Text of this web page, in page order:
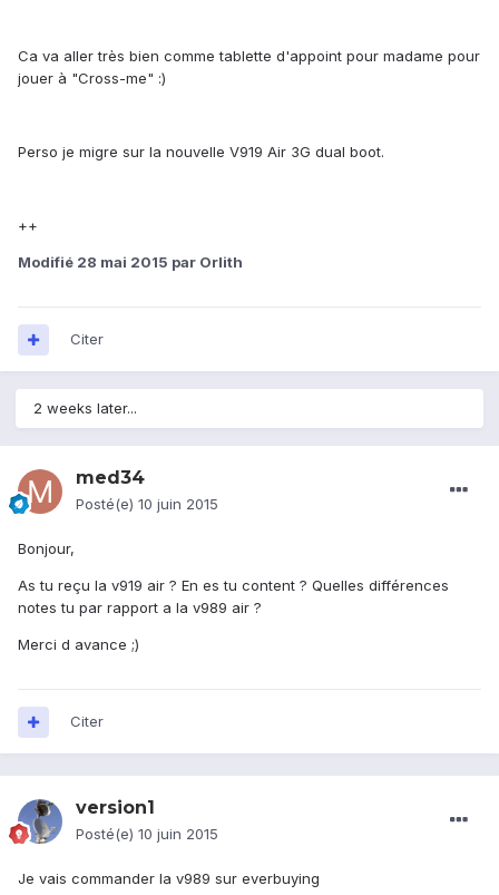
Ca va aller très bien comme tablette d'appoint pour madame pour
jouer à "Cross-me" :)
Perso je migre sur la nouvelle V919 Air 3G dual boot.
++
Modifié 28 mai 2015 par Orlith
Citer
2 weeks later...
med34
Posté(e) 10 juin 2015
Bonjour,
As tu reçu la v919 air ? En es tu content ? Quelles différences
notes tu par rapport a la v989 air ?
Merci d avance ;)
Citer
version1
Posté(e) 10 juin 2015
Je vais commander la v989 sur everbuying